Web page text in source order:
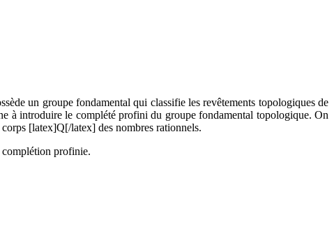
un groupe fondamental qui classifie les revêtements topologiques de
à introduire le complété profini du groupe fondamental topologique. On
[latex]Q[/latex] des nombres rationnels.
complétion profinie.